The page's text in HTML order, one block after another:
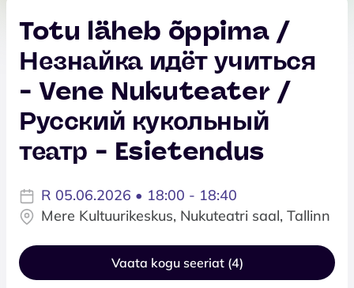
Totu läheb õppima /
Незнайка идёт учиться
- Vene Nukuteater /
Русский кукольный
театр - Esietendus
R 05.06.2026 • 18:00 - 18:40
Mere Kultuurikeskus, Nukuteatri saal, Tallinn
Vaata kogu seeriat (4)